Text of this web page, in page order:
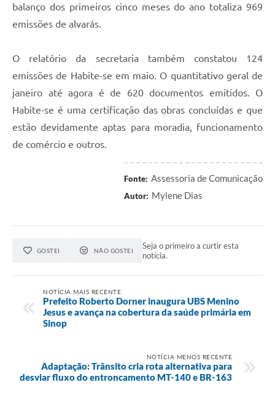
balanço dos primeiros cinco meses do ano totaliza 969
emissões de alvarás.
O relatório da secretaria também constatou 124
emissões de Habite-se em maio. O quantitativo geral de
janeiro até agora é de 620 documentos emitidos. O
Habite-se é uma certificação das obras concluídas e que
estão devidamente aptas para moradia, funcionamento
de comércio e outros.
Fonte: Assessoria de Comunicação
Autor: Mylene Dias
GOSTEI NÃO GOSTEI
Seja o primeiro a curtir esta
notícia.
NOTÍCIA MAIS RECENTE
Prefeito Roberto Dorner inaugura UBS Menino
Jesus e avança na cobertura da saúde primária em
Sinop
NOTÍCIA MENOS RECENTE
Adaptação: Trânsito cria rota alternativa para
desviar fluxo do entroncamento MT-140 e BR-163